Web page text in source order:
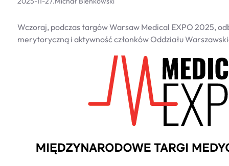
Wczoraj, podczas targów Warsaw Medical EXPO 2025,
merytoryczną i aktywność członków Oddziału